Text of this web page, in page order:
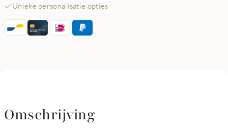
Unieke personalisatie opties
Omschrijving